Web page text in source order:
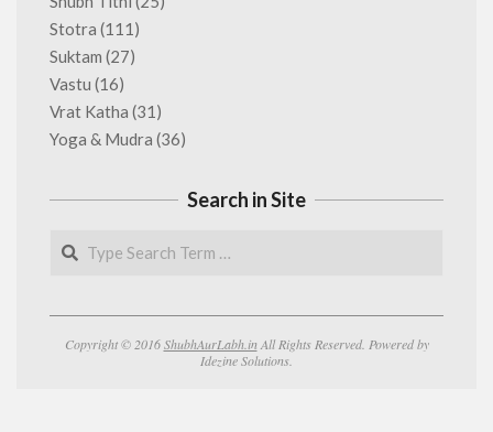
Stotra (111)
Suktam (27)
Vastu (16)
Vrat Katha (31)
Yoga & Mudra (36)
Search in Site
Search
Copyright © 2016ShubhAurLabh.in All Rights Reserved. Powered by
Idezine Solutions.